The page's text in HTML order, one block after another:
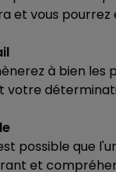
LA FAMILLE
FM
et vous
à bien
votre
possible que
et